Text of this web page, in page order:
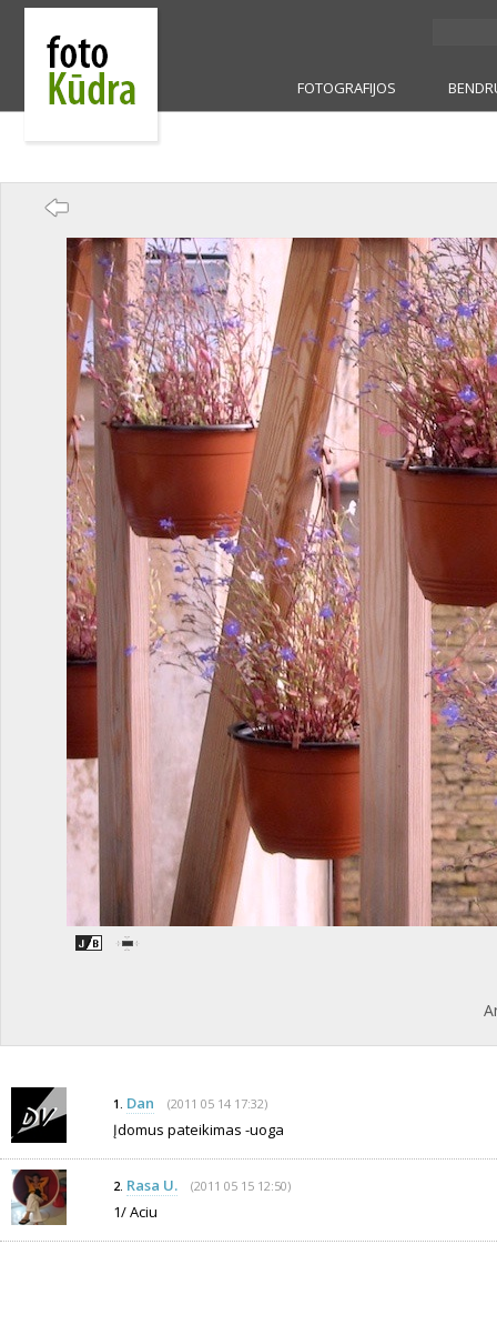
FOTOGRAFIJOS
1. Dan (2011 05 14 17:32)
Įdomus pateikimas -uoga
2. Rasa U. (2011 05 15 12:50)
1/ Aciu